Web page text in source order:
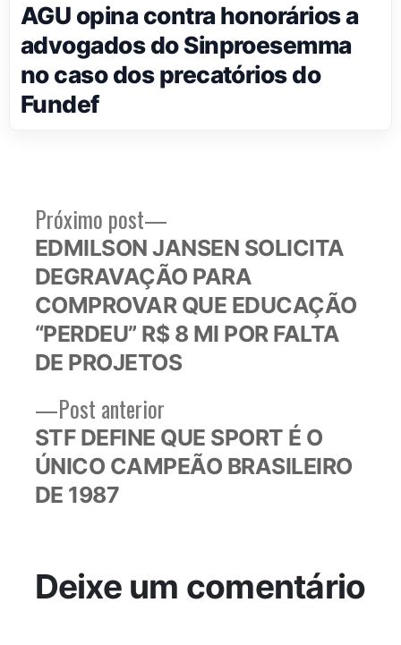
AGU opina contra honorários a
advogados do Sinproesemma
no caso dos precatórios do
Fundef
Navegação
de
Post
Post anteriorPost
anterior:
STF DEFINE QUE SPORT É O
ÚNICO CAMPEÃO BRASILEIRO
DE 1987
Próximo post
Próximo
post:
EDMILSON JANSEN SOLICITA
DEGRAVAÇÃO PARA
COMPROVAR QUE EDUCAÇÃO
“PERDEU” R$ 8 MI POR FALTA
DE PROJETOS
Deixe um comentário